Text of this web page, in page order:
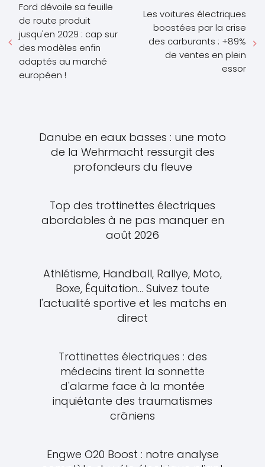
Ford dévoile sa feuille
de route produit
jusqu'en 2029 : cap sur
des modèles enfin
adaptés au marché
européen !
Les voitures électriques
boostées par la crise
des carburants : +89%
de ventes en plein
essor
Danube en eaux basses : une moto
de la Wehrmacht ressurgit des
profondeurs du fleuve
Top des trottinettes électriques
abordables à ne pas manquer en
août 2026
Athlétisme, Handball, Rallye, Moto,
Boxe, Équitation... Suivez toute
l'actualité sportive et les matchs en
direct
Trottinettes électriques : des
médecins tirent la sonnette
d'alarme face à la montée
inquiétante des traumatismes
crâniens
Engwe O20 Boost : notre analyse